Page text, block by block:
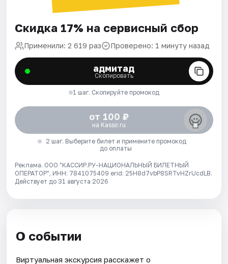
Скидка 17% на сервисный сбор
Применили: 2 619 раз Проверено: 1 минуту назад
адмитад
Скопировать
1 шаг. Скопируйте промокод
от 100 ₽
на Kassir.ru
2 шаг. Выберите билет и примените промокод
до оплаты
Реклама. ООО "КАССИР.РУ-НАЦИОНАЛЬНЫЙ БИЛЕТНЫЙ
ОПЕРАТОР", ИНН: 7841075409 erid: 25H8d7vbP8SRTvHZrUcdLB.
Действует до 31 августа 2026
О событии
Виртуальная экскурсия расскажет о